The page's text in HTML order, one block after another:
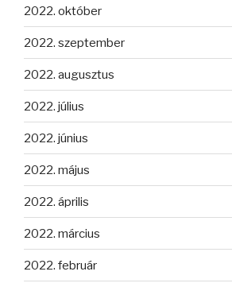
2022. október
2022. szeptember
2022. augusztus
2022. július
2022. június
2022. május
2022. április
2022. március
2022. február